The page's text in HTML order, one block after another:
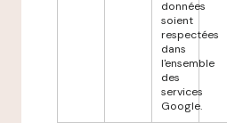
données
soient
respectées
dans
l'ensemble
des
services
Google.